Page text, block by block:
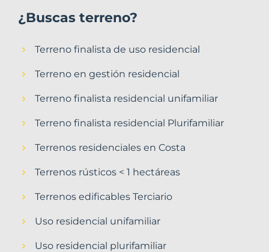
¿Buscas terreno?
Terreno finalista de uso residencial
Terreno en gestión residencial
Terreno finalista residencial unifamiliar
Terreno finalista residencial Plurifamiliar
Terrenos residenciales en Costa
Terrenos rústicos < 1 hectáreas
Terrenos edificables Terciario
Uso residencial unifamiliar
Uso residencial plurifamiliar